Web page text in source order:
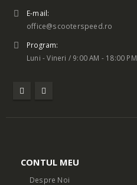
E-mail:
office@scooterspeed.ro
Program:
Luni - Vineri / 9:00 AM - 18:00 PM
CONTUL MEU
Despre Noi